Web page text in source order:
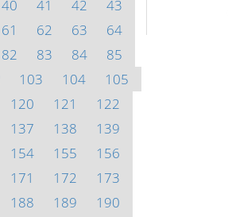
40 41 42
43
61 62 63
64
82 83 84
85
103 104
105
120 121
122
137 138
139
154 155
156
171 172
173
188 189
190